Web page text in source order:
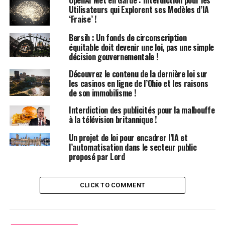
trois ans d’emprisonnement et/ou une amende pouvant
atteindre 15 000 dollars.
Les survivants ayant subi ces pratiques nuisibles
pourront déposer une plainte auprès du Commissaire
aux Égalités, qui sera ensuite traitée par le Tribunal Civil
et Administratif d’Australie-Méridionale.
Le Procureur Général : la thérapie par
conversion est « nuisible » et «
abusive »
« Le gouvernement australien-méridional envoie un
aimé tel que vous êtes », a déclaré Kyam Maher,
Procureur Général d’Australie-Méridionale.
Utilisateurs qui Explorent ses Modèles d’IA
‘Fraise’ !
Bersih : Un fonds de circonscription
équitable doit devenir une loi, pas une simple
décision gouvernementale !
Découvrez le contenu de la dernière loi sur
les casinos en ligne de l’Ohio et les raisons
de son immobilisme !
Interdiction des publicités pour la malbouffe
à la télévision britannique !
Un projet de loi pour encadrer l’IA et
l’automatisation dans le secteur public
proposé par Lord
CLICK TO COMMENT